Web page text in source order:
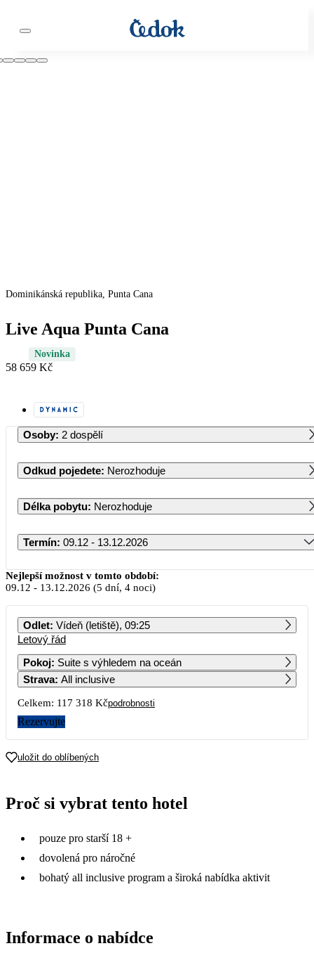
Dominikánská republika, Punta Cana
Live Aqua Punta Cana
Novinka
58 659 Kč
Osoby: 2 dospělí
Odkud pojedete: Nerozhoduje
Délka pobytu: Nerozhoduje
Termín: 09.12 - 13.12.2026
Prosinec 2026
PO ÚT ST ČT PÁ SO NE
64 069 57 319 85 829
7 8
21
227 469
150 259 94 859
Nejlepší možnost v tomto období:
09.12 - 13.12.2026 (5 dní, 4 noci)
Odlet: Vídeň (letiště), 09:25
Letový řád
Pokoj:
Suite s výhledem na oceán
Strava: All inclusive
Celkem: 117 318 Kčpodrobnosti
Rezervujte
uložit do oblíbených
Proč si vybrat tento hotel
pouze pro starší 18 +
dovolená pro náročné
bohatý all inclusive program a široká nabídka aktivit
Informace o nabídce